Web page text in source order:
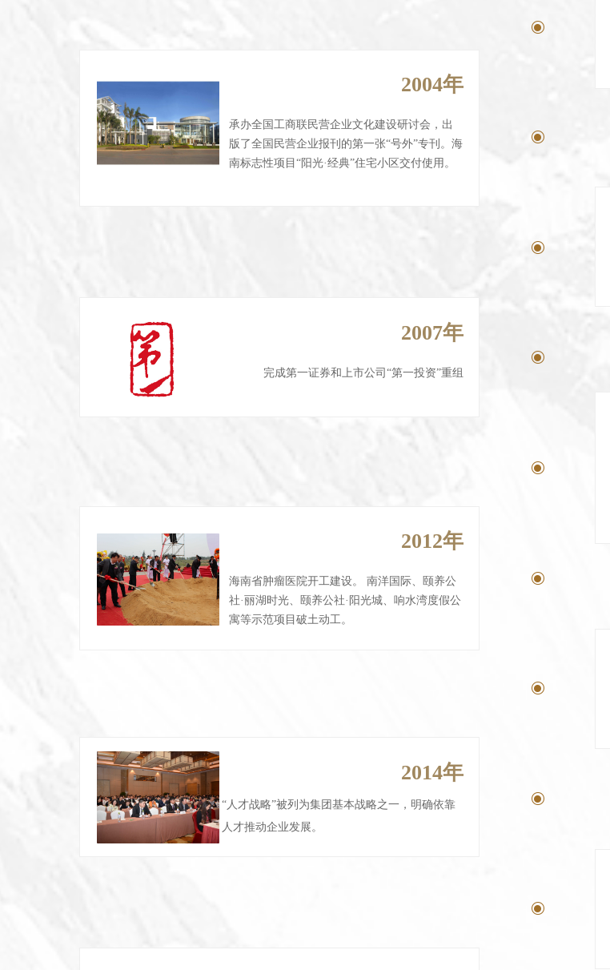
ꀉ
ꀉ
ꀉ
ꀉ
2004年
承办全国工商联民营企业文化建设研讨会，出
版了全国民营企业报刊的第一张“号外”专刊。海
南标志性项目“阳光·经典”住宅小区交付使用。
2007年
完成第一证券和上市公司“第一投资”重组
ꀉ
2012年
海南省肿瘤医院开工建设。 南洋国际、颐养公
社·丽湖时光、颐养公社·阳光城、响水湾度假公
寓等示范项目破土动工。
2014年
“人才战略”被列为集团基本战略之一，明确依靠
人才推动企业发展。
ꀉ
ꀉ
ꀉ
ꀉ